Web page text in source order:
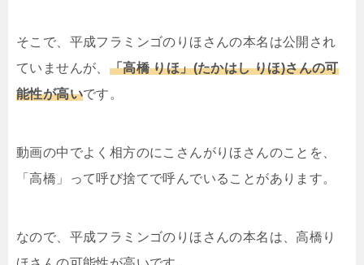
そこで、平成フラミンゴのりほさんの本名は公開され
ていませんが、 「高橋 りほ」(たかはし りほ)さんの可
能性が高いです。
動画の中でよく相方のにこさんがりほさんのことを、
「高橋」って呼び捨てで呼んでいることがあります。
なので、平成フラミンゴのりほさんの本名は、高橋り